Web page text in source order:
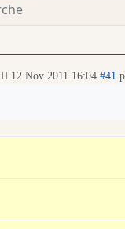
12 Nov 2011 16:04 #41